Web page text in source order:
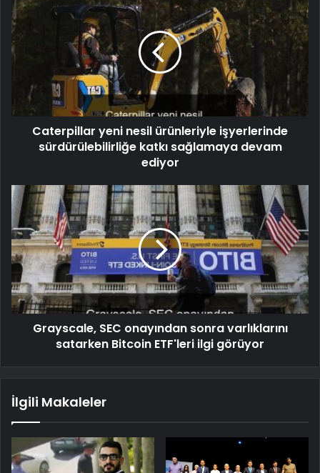
Caterpillar yeni nesil ürünleriyle işyerlerinde
sürdürülebilirliğe katkı sağlamaya devam
ediyor
Grayscale, SEC onayından sonra varlıklarını
satarken Bitcoin ETF'leri ilgi görüyor
İlgili Makaleler